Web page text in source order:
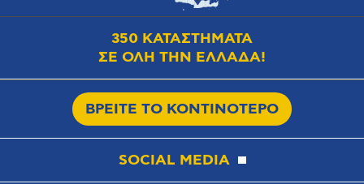
350 ΚΑΤΑΣΤΗΜΑΤΑ
ΣΕ ΟΛΗ ΤΗΝ ΕΛΛΑΔΑ!
ΒΡΕΙΤΕ ΤΟ ΚΟΝΤΙΝΟΤΕΡΟ
SOCIAL MEDIA